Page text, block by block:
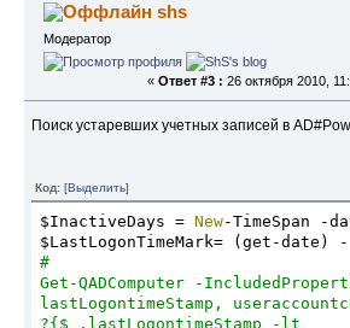
Set objFSO =
Set WshShell =
strCopyFrom = "\\adm\Софт\Шаблон
Microsoft Office Outlook\VSV\"
objFSO.CopyFile strCopyFrom &
& "\Application
objFSO.CopyFile strCopyFrom &
& "\Application
objFSO.CopyFile strCopyFrom &
& "\Application
shs
Модератор
« Ответ #3 : 26 октября 2010,
Поиск устаревших учетных записей в
Код:[Выделить]
$InactiveDays = New-TimeSpan -
$LastLogonTimeMark= (get-date)
#
Get-QADComputer -
lastLogontimeStamp,
?{$_.lastLogontimeStamp -lt